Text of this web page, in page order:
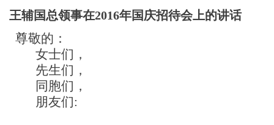
王辅国总领事在2016年国庆招待会上的讲话
尊敬的：
女士们，
先生们，
同胞们，
朋友们: